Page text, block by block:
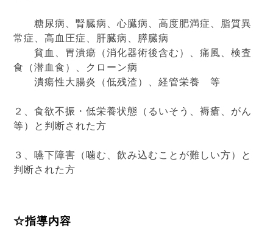
糖尿病、腎臓病、心臓病、高度肥満症、脂質異
常症、高血圧症、肝臓病、膵臓病
貧血、胃潰瘍（消化器術後含む）、痛風、検査
食（潜血食）、クローン病
潰瘍性大腸炎（低残渣）、経管栄養 等
２、食欲不振・低栄養状態（るいそう、褥瘡、がん
等）と判断された方
３、嚥下障害（噛む、飲み込むことが難しい方）と
判断された方
☆指導内容